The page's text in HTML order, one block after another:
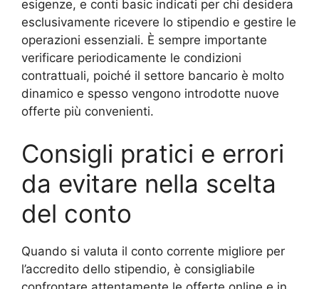
esigenze, e conti basic indicati per chi desidera
esclusivamente ricevere lo stipendio e gestire le
operazioni essenziali. È sempre importante
verificare periodicamente le condizioni
contrattuali, poiché il settore bancario è molto
dinamico e spesso vengono introdotte nuove
offerte più convenienti.
Consigli pratici e errori
da evitare nella scelta
del conto
Quando si valuta il conto corrente migliore per
l’accredito dello stipendio, è consigliabile